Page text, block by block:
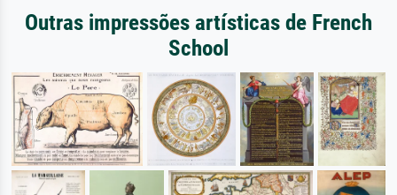
Outras impressões artísticas de French
School